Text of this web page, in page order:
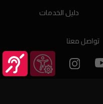
دليل الخدمات
تواصل معنا